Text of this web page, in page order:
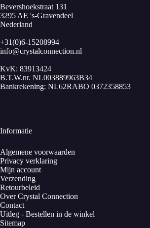
Bevershoekstraat 131
3295 AE 's-Gravendeel
Nederland
+31(0)6-15208994
info@crystalconnection.nl
KvK: 83913424
B.T.W.nr. NL003889963B34
Bankrekening: NL62RABO 0372358853
Informatie
Algemene voorwaarden
Privacy verklaring
Mijn account
Verzending
Retourbeleid
Over Crystal Connection
Contact
Uitleg - Bestellen in de winkel
Sitemap